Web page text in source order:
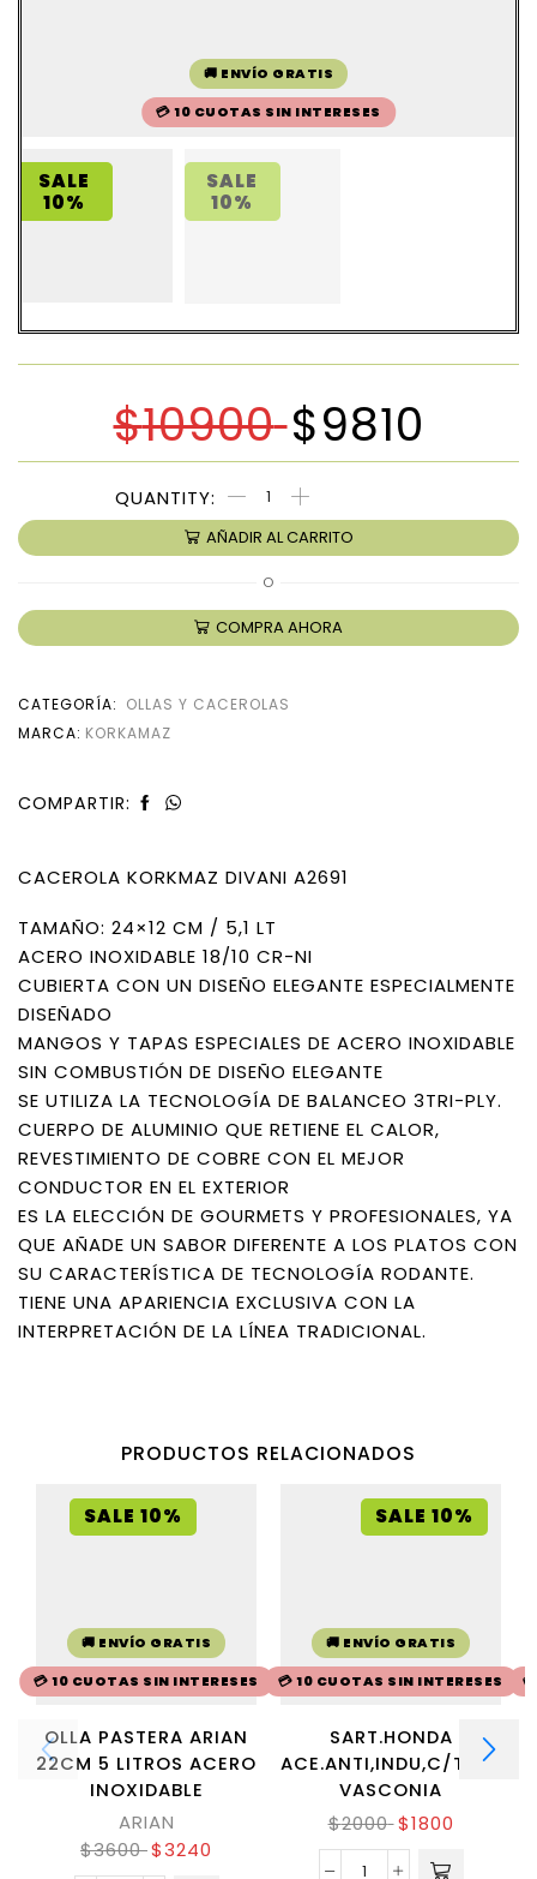
🚚 ENVÍO GRATIS
💳 10 CUOTAS SIN INTERESES
SALE
10%
SALE
10%
$10900 $9810
AÑADIR AL CARRITO
O
COMPRA AHORA
CATEGORÍA: OLLAS Y CACEROLAS
MARCA: KORKAMAZ
COMPARTIR:
CACEROLA KORKMAZ DIVANI A2691
TAMAÑO: 24×12 CM / 5,1 LT
ACERO INOXIDABLE 18/10 CR-NI
CUBIERTA CON UN DISEÑO ELEGANTE ESPECIALMENTE
DISEÑADO
MANGOS Y TAPAS ESPECIALES DE ACERO INOXIDABLE
SIN COMBUSTIÓN DE DISEÑO ELEGANTE
SE UTILIZA LA TECNOLOGÍA DE BALANCEO 3TRI-PLY.
CUERPO DE ALUMINIO QUE RETIENE EL CALOR,
REVESTIMIENTO DE COBRE CON EL MEJOR
CONDUCTOR EN EL EXTERIOR
ES LA ELECCIÓN DE GOURMETS Y PROFESIONALES, YA
QUE AÑADE UN SABOR DIFERENTE A LOS PLATOS CON
SU CARACTERÍSTICA DE TECNOLOGÍA RODANTE.
TIENE UNA APARIENCIA EXCLUSIVA CON LA
INTERPRETACIÓN DE LA LÍNEA TRADICIONAL.
PRODUCTOS RELACIONADOS
SALE 10%
🚚 ENVÍO GRATIS
💳 10 CUOTAS SIN INTERESES
OLLA PASTERA ARIAN
22CM 5 LITROS ACERO
INOXIDABLE
ARIAN
$3600 $3240
SALE 10%
🚚 ENVÍO GRATIS
💳 10 CUOTAS SIN INTERESES
SART.HONDA
ACE.ANTI,INDU,C/
VASCONIA
$2000 $1800